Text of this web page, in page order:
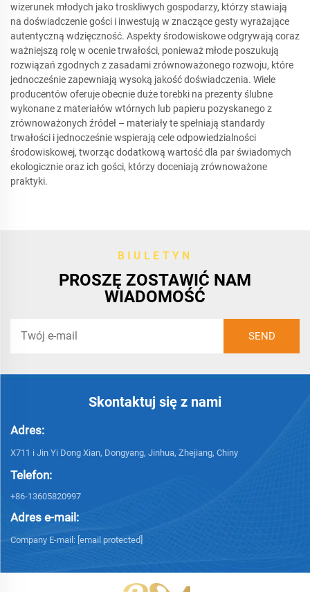
wizerunek młodych jako troskliwych gospodarzy, którzy stawiają
na doświadczenie gości i inwestują w znaczące gesty wyrażające
autentyczną wdzięczność. Aspekty środowiskowe odgrywają coraz
ważniejszą rolę w ocenie trwałości, ponieważ młode poszukują
rozwiązań zgodnych z zasadami zrównoważonego rozwoju, które
jednocześnie zapewniają wysoką jakość doświadczenia. Wiele
producentów oferuje obecnie duże torebki na prezenty ślubne
wykonane z materiałów wtórnych lub papieru pozyskanego z
zrównoważonych źródeł – materiały te spełniają standardy
trwałości i jednocześnie wspierają cele odpowiedzialności
środowiskowej, tworząc dodatkową wartość dla par świadomych
ekologicznie oraz ich gości, którzy doceniają zrównoważone
praktyki.
BIULETYN
PROSZĘ ZOSTAWIĆ NAM
WIADOMOŚĆ
Skontaktuj się z nami
Adres:
X711 i Jin Yi Dong Xian, Dongyang, Jinhua, Zhejiang, Chiny
Telefon:
+86-13605820997
Adres e-mail:
Company E-mail: [email protected]